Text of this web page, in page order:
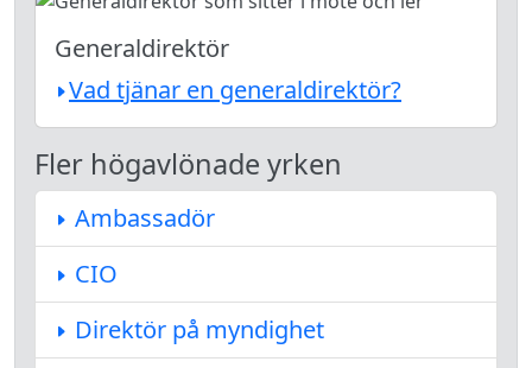
Generaldirektör
Vad tjänar en generaldirektör?
Fler högavlönade yrken
Ambassadör
CIO
Direktör på myndighet